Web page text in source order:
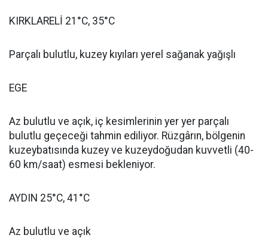
KIRKLARELİ 21°C, 35°C
Parçalı bulutlu, kuzey kıyıları yerel sağanak yağışlı
EGE
Az bulutlu ve açık, iç kesimlerinin yer yer parçalı
bulutlu geçeceği tahmin ediliyor. Rüzgârın, bölgenin
kuzeybatısında kuzey ve kuzeydoğudan kuvvetli (40-
60 km/saat) esmesi bekleniyor.
AYDIN 25°C, 41°C
Az bulutlu ve açık